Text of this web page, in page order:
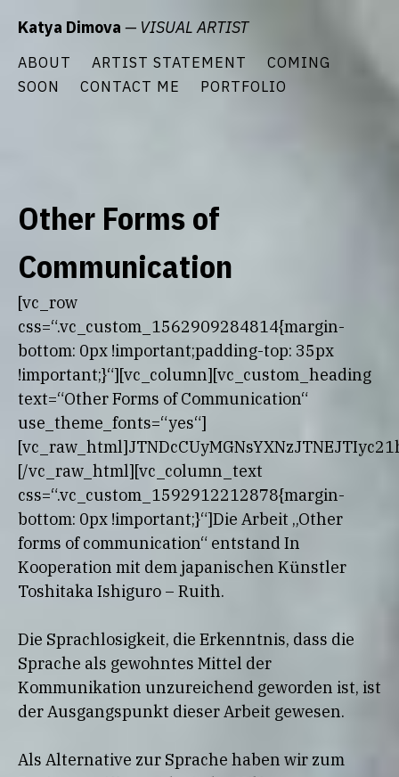
Inhalt
springen
Katya Dimova — VISUAL ARTIST
ABOUT ARTIST STATEMENT
COMING
SOON
CONTACT ME PORTFOLIO
Other Forms of
Communication
[vc_row
css=“.vc_custom_1562909284814{margin-
bottom: 0px !important;padding-top: 35px
!important;}“][vc_column][vc_custom_heading
text=“Other Forms of Communication“
use_theme_fonts=“yes“]
[/vc_raw_html][vc_column_text
css=“.vc_custom_1592912212878{margin-
bottom: 0px !important;}“]Die Arbeit „Other
forms of communication“ entstand In
Kooperation mit dem japanischen Künstler
Toshitaka Ishiguro – Ruith.
Die Sprachlosigkeit, die Erkenntnis, dass die
Sprache als gewohntes Mittel der
Kommunikation unzureichend geworden ist, ist
der Ausgangspunkt dieser Arbeit gewesen.
Als Alternative zur Sprache haben wir zum